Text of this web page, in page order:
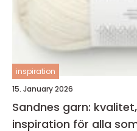
inspiration
15. January 2026
Sandnes garn:
inspiration för alla